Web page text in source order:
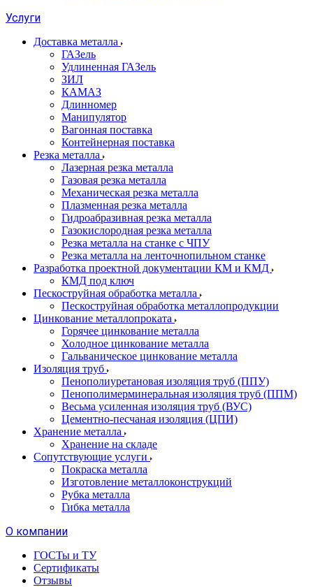
Услуги
Доставка металла
ГАЗель
Удлиненная ГАЗель
ЗИЛ
КАМАЗ
Длинномер
Манипулятор
Вагонная поставка
Контейнерная поставка
Резка металла
Лазерная резка металла
Газовая резка металла
Механическая резка металла
Плазменная резка металла
Гидроабразивная резка металла
Газокислородная резка металла
Резка металла на станке с ЧПУ
Резка металла на ленточнопильном станке
Разработка проектной документации КМ и КМД
КМД под ключ
Пескоструйная обработка металла
Пескоструйная обработка металлопродукции
Цинкование металлопроката
Горячее цинкование металла
Холодное цинкование металла
Гальваническое цинкование металла
Изоляция труб
Пенополиуретановая изоляция труб (ППУ)
Пенополимерминеральная изоляция труб (ППМ)
Весьма усиленная изоляция труб (ВУС)
Цементно-песчаная изоляция (ЦПИ)
Хранение металла
Хранение на складе
Сопутствующие услуги
Покраска металла
Изготовление металлоконструкций
Рубка металла
Гибка металла
О компании
ГОСТы и ТУ
Сертификаты
Отзывы